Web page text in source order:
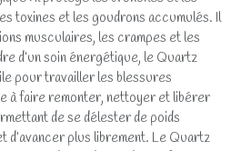
toxines et les goudrons accumulés. Il
musculaires, les crampes et les
d’un soin énergétique, le Quartz
pour travailler les blessures
à faire remonter, nettoyer et libérer
de se délester de poids
d’avancer plus librement. Le Quartz